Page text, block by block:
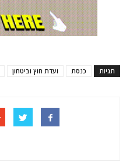
תגיות כנסת ועדת חוץ וביטחון